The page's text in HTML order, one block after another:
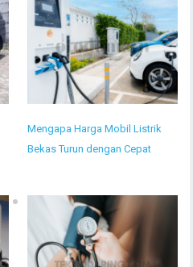
Mengapa Harga Mobil Listrik
Bekas Turun dengan Cepat